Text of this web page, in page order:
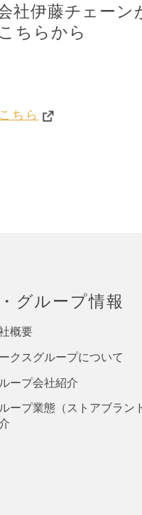
社伊藤チェー
ちらから
ちら
グループ情報
概要
クスグループについて
ープ会社紹介
ープ業態（ストアブラン